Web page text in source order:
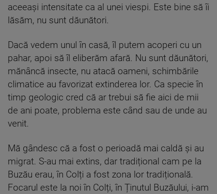
aceeași intensitate ca al unei viespi. Este bine să îi
lăsăm, nu sunt dăunători.
Dacă vedem unul în casă, îl putem acoperi cu un
pahar, apoi să îl eliberăm afară. Nu sunt dăunători,
mănâncă insecte, nu atacă oameni, schimbările
climatice au favorizat extinderea lor. Ca specie în
timp geologic cred că ar trebui să fie aici de mii
de ani poate, problema este când sau de unde au
venit.
Mă gândesc că a fost o perioadă mai caldă și au
migrat. S-au mai extins, dar tradițional cam pe la
Buzău erau, în Colți a fost zona lor tradițională.
Focarul este la noi în Colți, în Ținutul Buzăului, i-am